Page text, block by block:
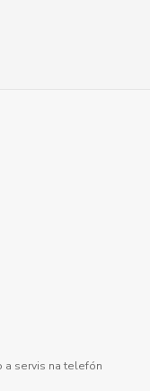
a servis na telefón